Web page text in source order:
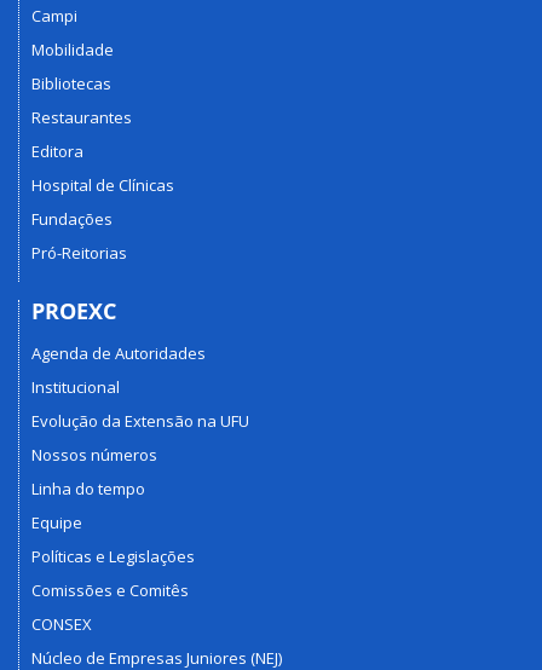
Campi
Mobilidade
Bibliotecas
Restaurantes
Editora
Hospital de Clínicas
Fundações
Pró-Reitorias
PROEXC
Agenda de Autoridades
Institucional
Evolução da Extensão na UFU
Nossos números
Linha do tempo
Equipe
Políticas e Legislações
Comissões e Comitês
CONSEX
Núcleo de Empresas Juniores (NEJ)